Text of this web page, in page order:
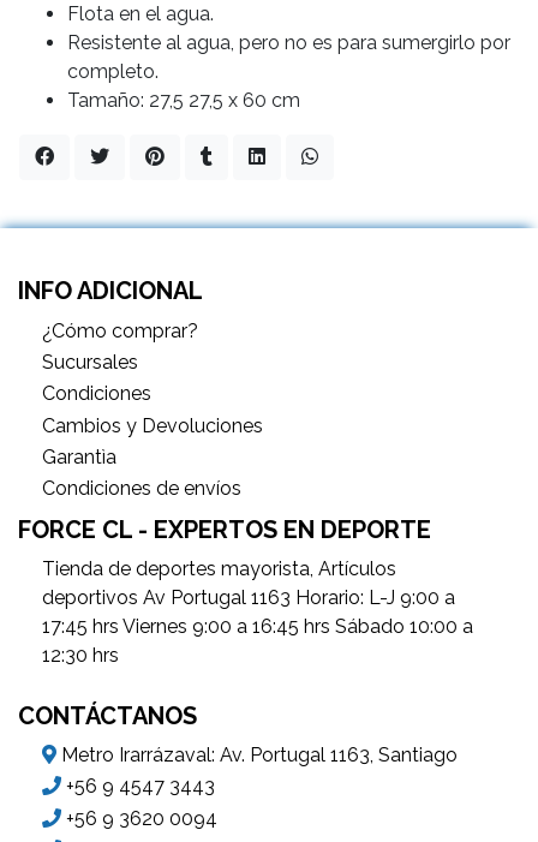
Flota en el agua.
Resistente al agua, pero no es para sumergirlo por
completo.
Tamaño: 27,5 27,5 x 60 cm
INFO ADICIONAL
¿Cómo comprar?
Sucursales
Condiciones
Cambios y Devoluciones
Garantìa
Condiciones de envíos
FORCE CL - EXPERTOS EN DEPORTE
Tienda de deportes mayorista, Artículos
deportivos Av Portugal 1163 Horario: L-J 9:00 a
17:45 hrs Viernes 9:00 a 16:45 hrs Sábado 10:00 a
12:30 hrs
CONTÁCTANOS
Metro Irarrázaval: Av. Portugal 1163, Santiago
+56 9 4547 3443
+56 9 3620 0094